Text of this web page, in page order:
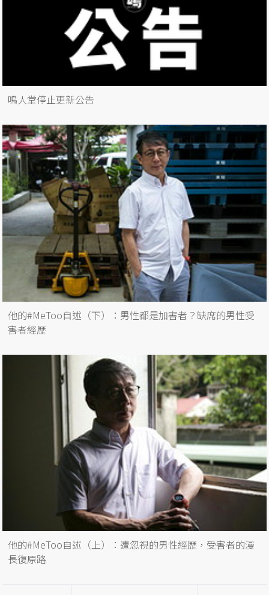
鳴人堂停止更新公告
他的#MeToo自述（下）：男性都是加害者？缺席的男性受
害者經歷
他的#MeToo自述（上）：遭忽視的男性經歷，受害者的漫
長復原路